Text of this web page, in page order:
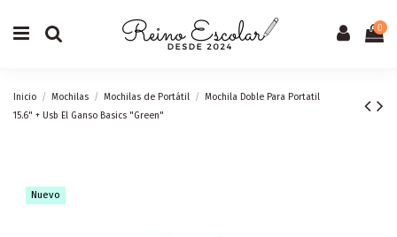
0
Inicio Mochilas Mochilas de Portátil
Mochila Doble Para Portatil
15.6" + Usb El Ganso Basics "Green"
Nuevo